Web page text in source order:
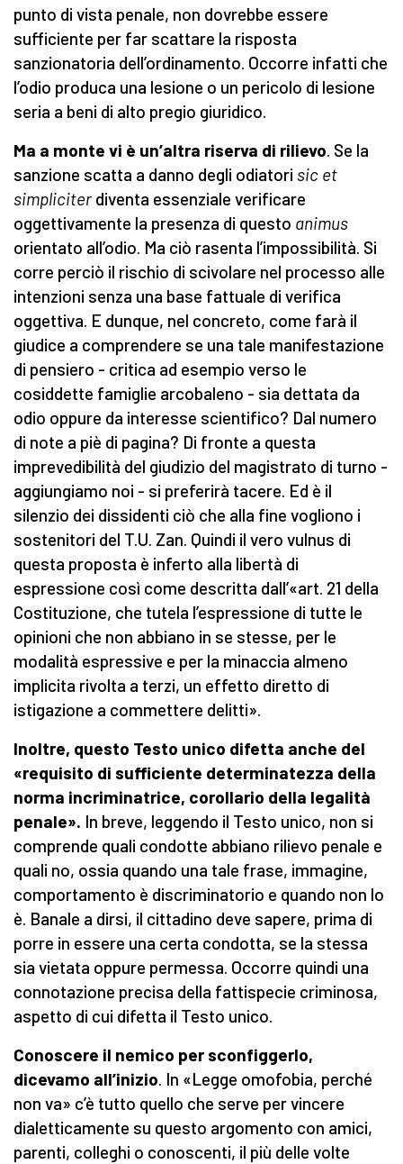
punto di vista penale, non dovrebbe essere
sufficiente per far scattare la risposta
sanzionatoria dell’ordinamento. Occorre infatti che
l’odio produca una lesione o un pericolo di lesione
seria a beni di alto pregio giuridico.
Ma a monte vi è un’altra riserva di rilievo. Se la
sanzione scatta a danno degli odiatori sic et
simpliciterdiventa essenziale verificare
oggettivamente la presenza di questo animus
orientato all’odio. Ma ciò rasenta l’impossibilità. Si
corre perciò il rischio di scivolare nel processo alle
intenzioni senza una base fattuale di verifica
oggettiva. E dunque, nel concreto, come farà il
giudice a comprendere se una tale manifestazione
di pensiero - critica ad esempio verso le
cosiddette famiglie arcobaleno - sia dettata da
odio oppure da interesse scientifico? Dal numero
di note a piè di pagina? Di fronte a questa
imprevedibilità del giudizio del magistrato di turno -
aggiungiamo noi - si preferirà tacere. Ed è il
silenzio dei dissidenti ciò che alla fine vogliono i
sostenitori del T.U. Zan. Quindi il vero vulnus di
questa proposta è inferto alla libertà di
espressione così come descritta dall’«art. 21 della
Costituzione, che tutela l’espressione di tutte le
opinioni che non abbiano in se stesse, per le
modalità espressive e per la minaccia almeno
implicita rivolta a terzi, un effetto diretto di
istigazione a commettere delitti».
Inoltre, questo Testo unico difetta anche del
«requisito di sufficiente determinatezza della
norma incriminatrice, corollario della legalità
penale». In breve, leggendo il Testo unico, non si
comprende quali condotte abbiano rilievo penale e
quali no, ossia quando una tale frase, immagine,
comportamento è discriminatorio e quando non lo
è. Banale a dirsi, il cittadino deve sapere, prima di
porre in essere una certa condotta, se la stessa
sia vietata oppure permessa. Occorre quindi una
connotazione precisa della fattispecie criminosa,
aspetto di cui difetta il Testo unico.
Conoscere il nemico per sconfiggerlo,
dicevamo all’inizio. In «Legge omofobia, perché
non va» c’è tutto quello che serve per vincere
dialetticamente su questo argomento con amici,
parenti, colleghi o conoscenti, il più delle volte